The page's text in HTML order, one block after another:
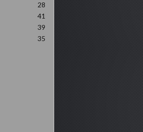
28
41
39
35